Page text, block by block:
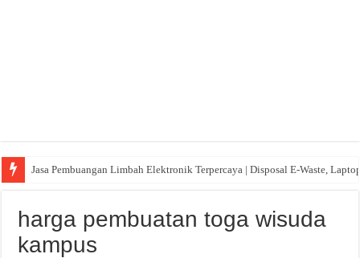
Jasa Pembuangan Limbah Elektronik Terpercaya | Disposal E-Waste,
harga pembuatan toga wisuda
kampus